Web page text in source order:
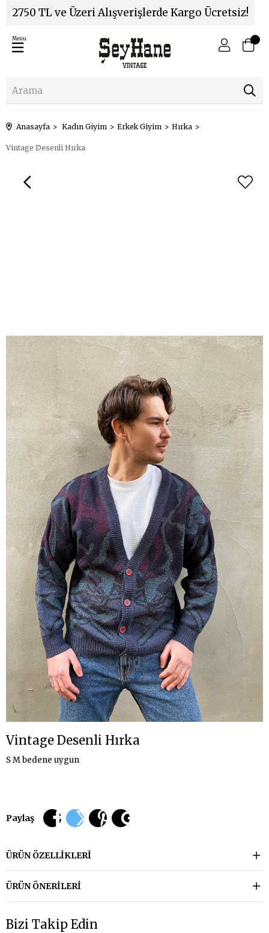
2750 TL ve Üzeri Alışverişlerde Kargo Ücretsiz!
Menu
Anasayfa Kadın Giyim Erkek Giyim Hırka
Vintage Desenli Hırka
Vintage Desenli Hırka
S M bedene uygun
Paylaş
ÜRÜN ÖZELLIKLERI
ÜRÜN ÖNERILERI
Bizi Takip Edin